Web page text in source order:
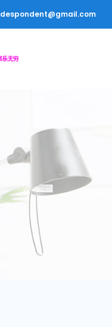
despondent@gmail.com